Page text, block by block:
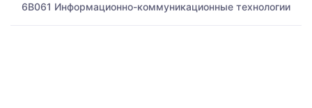
6B061 Информационно-коммуникационные технологии